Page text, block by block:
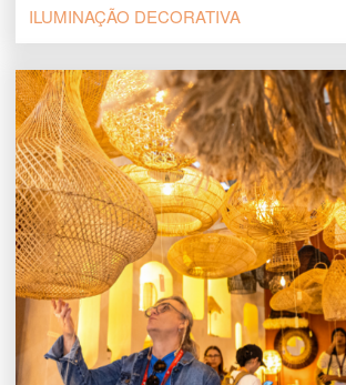
ILUMINAÇÃO DECORATIVA